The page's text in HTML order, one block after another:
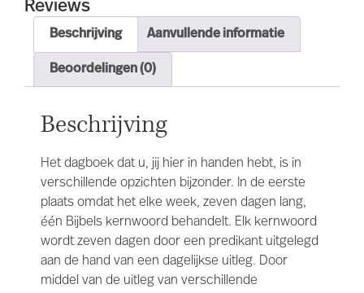
Reviews
Beschrijving Aanvullende informatie
Beoordelingen (0)
Beschrijving
Het dagboek dat u, jij hier in handen hebt, is in
verschillende opzichten bijzonder. In de eerste
plaats omdat het elke week, zeven dagen lang,
één Bijbels kernwoord behandelt. Elk kernwoord
wordt zeven dagen door een predikant uitgelegd
aan de hand van een dagelijkse uitleg. Door
middel van de uitleg van verschillende